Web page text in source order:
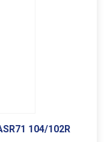
104/102R